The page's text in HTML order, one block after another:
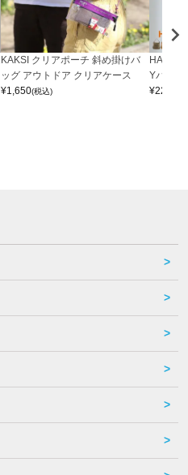
KAKSI クリアポーチ 斜め掛けバ
ッグ アウトドア クリアケース
¥1,650(税込)
Yバッグ
¥22,000